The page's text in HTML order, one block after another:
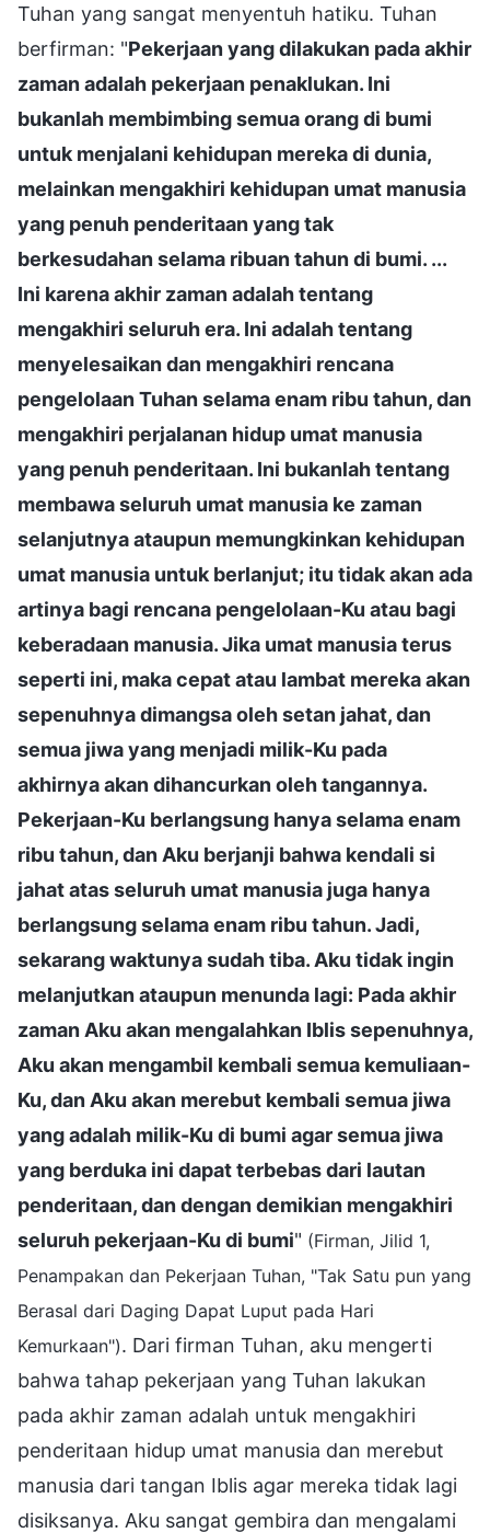
Tuhan yang sangat menyentuh hatiku. Tuhan
berfirman: "Pekerjaan yang dilakukan pada akhir
zaman adalah pekerjaan penaklukan. Ini
bukanlah membimbing semua orang di bumi
untuk menjalani kehidupan mereka di dunia,
melainkan mengakhiri kehidupan umat manusia
yang penuh penderitaan yang tak
berkesudahan selama ribuan tahun di bumi. ...
Ini karena akhir zaman adalah tentang
mengakhiri seluruh era. Ini adalah tentang
menyelesaikan dan mengakhiri rencana
pengelolaan Tuhan selama enam ribu tahun, dan
mengakhiri perjalanan hidup umat manusia
yang penuh penderitaan. Ini bukanlah tentang
membawa seluruh umat manusia ke zaman
selanjutnya ataupun memungkinkan kehidupan
umat manusia untuk berlanjut; itu tidak akan ada
artinya bagi rencana pengelolaan-Ku atau bagi
keberadaan manusia. Jika umat manusia terus
seperti ini, maka cepat atau lambat mereka akan
sepenuhnya dimangsa oleh setan jahat, dan
semua jiwa yang menjadi milik-Ku pada
akhirnya akan dihancurkan oleh tangannya.
Pekerjaan-Ku berlangsung hanya selama enam
ribu tahun, dan Aku berjanji bahwa kendali si
jahat atas seluruh umat manusia juga hanya
berlangsung selama enam ribu tahun. Jadi,
sekarang waktunya sudah tiba. Aku tidak ingin
melanjutkan ataupun menunda lagi: Pada akhir
zaman Aku akan mengalahkan Iblis sepenuhnya,
Aku akan mengambil kembali semua kemuliaan-
Ku, dan Aku akan merebut kembali semua jiwa
yang adalah milik-Ku di bumi agar semua jiwa
yang berduka ini dapat terbebas dari lautan
penderitaan, dan dengan demikian mengakhiri
seluruh pekerjaan-Ku di bumi" (Firman, Jilid 1,
Penampakan dan Pekerjaan Tuhan, "Tak Satu pun yang
Berasal dari Daging Dapat Luput pada Hari
Kemurkaan"). Dari firman Tuhan, aku mengerti
bahwa tahap pekerjaan yang Tuhan lakukan
pada akhir zaman adalah untuk mengakhiri
penderitaan hidup umat manusia dan merebut
manusia dari tangan Iblis agar mereka tidak lagi
disiksanya. Aku sangat gembira dan mengalami